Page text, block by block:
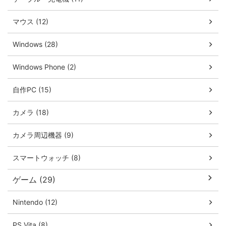
マウス (12)
Windows (28)
Windows Phone (2)
自作PC (15)
カメラ (18)
カメラ周辺機器 (9)
スマートウォッチ (8)
ゲーム (29)
Nintendo (12)